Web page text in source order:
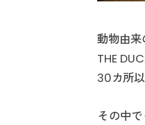
動物由
THE
30カ所
その中